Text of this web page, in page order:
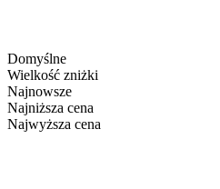
Domyślne
Wielkość zniżki
Najnowsze
Najniższa cena
Najwyższa cena